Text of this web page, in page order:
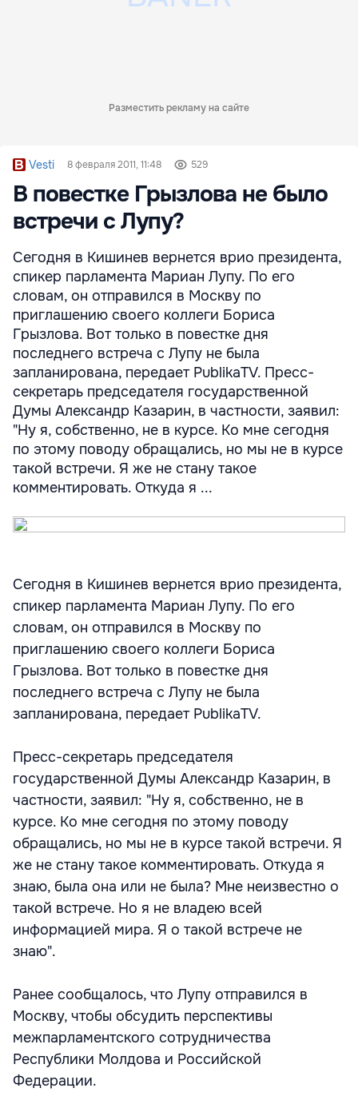
Разместить рекламу на сайте
Vesti 8 февраля 2011, 11:48 529
В повестке Грызлова не было
встречи с Лупу?
Сегодня в Кишинев вернется врио президента,
спикер парламента Мариан Лупу. По его
словам, он отправился в Москву по
приглашению своего коллеги Бориса
Грызлова. Вот только в повестке дня
последнего встреча с Лупу не была
запланирована, передает PublikaTV. Пресс-
секретарь председателя государственной
Думы Александр Казарин, в частности, заявил:
"Ну я, собственно, не в курсе. Ко мне сегодня
по этому поводу обращались, но мы не в курсе
такой встречи. Я же не стану такое
комментировать. Откуда я ...
Сегодня в Кишинев вернется врио президента,
спикер парламента Мариан Лупу. По его
словам, он отправился в Москву по
приглашению своего коллеги Бориса
Грызлова. Вот только в повестке дня
последнего встреча с Лупу не была
запланирована, передает PublikaTV.
Пресс-секретарь председателя
государственной Думы Александр Казарин, в
частности, заявил: "Ну я, собственно, не в
курсе. Ко мне сегодня по этому поводу
обращались, но мы не в курсе такой встречи. Я
же не стану такое комментировать. Откуда я
знаю, была она или не была? Мне неизвестно о
такой встрече. Но я не владею всей
информацией мира. Я о такой встрече не
знаю".
Ранее сообщалось, что Лупу отправился в
Москву, чтобы обсудить перспективы
межпарламентского сотрудничества
Республики Молдова и Российской
Федерации.